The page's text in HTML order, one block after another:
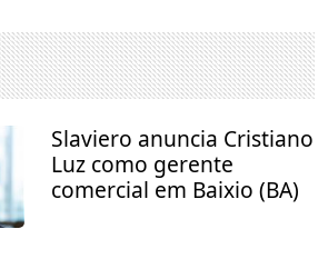
Slaviero anuncia Cristiano
Luz como gerente
comercial em Baixio (BA)